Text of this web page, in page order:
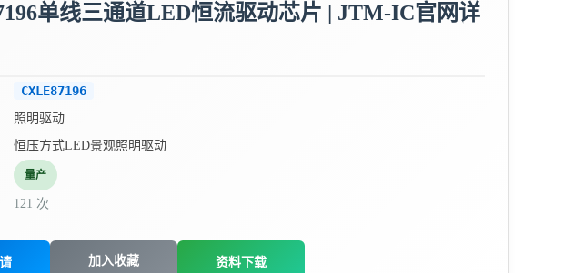
单线三通道LED恒流驱动芯片 | JTM-IC官网详
CXLE87196
照明驱动
恒压方式LED景观照明驱动
量产
121 次
加入收藏 资料下载